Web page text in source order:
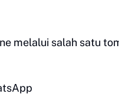
melalui salah satu